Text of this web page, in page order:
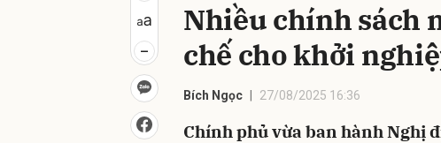
Nhiều chính sách
chế cho khởi
Bích Ngọc 27/08/2025 16:36
Chính phủ vừa ban hành Nghị